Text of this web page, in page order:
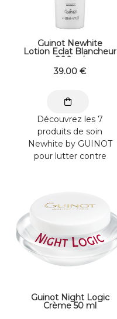
Guinot Newhite
Lotion Eclat Blancheur
200 ml
39.00 €
Découvrez les 7
produits de soin
Newhite by GUINOT
pour lutter contre
Guinot Night Logic
Crème 50 ml